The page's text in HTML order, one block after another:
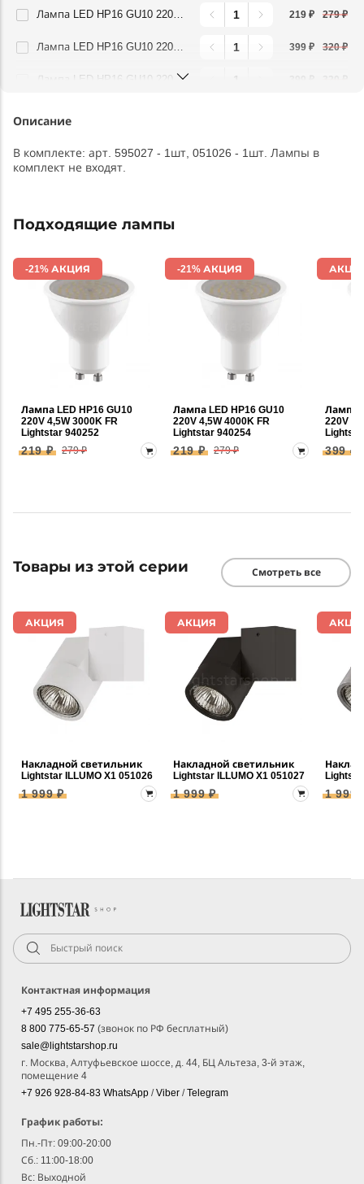
Лампа LED HP16 GU10 220V 4,5W 4000K FR Lightstar 940254 219 ₽ 279 ₽
Лампа LED HP16 GU10 220V 6,5W 3000K FR Lightstar 940262 399 ₽ 320 ₽
Лампа LED HP16 GU10 220V 6,5W 4000K FR Lightstar 940264
Описание
В комплекте: арт. 595027 - 1шт, 051026 - 1шт. Лампы в
комплект не входят.
Подходящие лампы
-21% АКЦИЯ
Лампа LED HP16 GU10
220V 4,5W 3000K FR
Lightstar 940252
219 ₽ 279 ₽
-21% АКЦИЯ
Лампа LED HP16 GU10
220V 4,5W 4000K FR
Lightstar 940254
219 ₽ 279 ₽
Лампа
220V
399 ₽
Товары из этой серии Смотреть все
АКЦИЯ
Накладной светильник
Lightstar ILLUMO X1 051026
1 999 ₽
АКЦИЯ
Накладной светильник
Lightstar ILLUMO X1 051027
1 999 ₽ 1 999
Контактная информация
+7 495 255-36-63
8 800 775-65-57 (звонок по РФ бесплатный)
sale@lightstarshop.ru
г. Москва, Алтуфьевское шоссе, д. 44, БЦ Альтеза, 3-й этаж,
помещение 4
+7 926 928-84-83 WhatsApp /Viber /Telegram
График работы:
Пн.-Пт: 09:00-20:00
Сб.: 11:00-18:00
Вс: Выходной